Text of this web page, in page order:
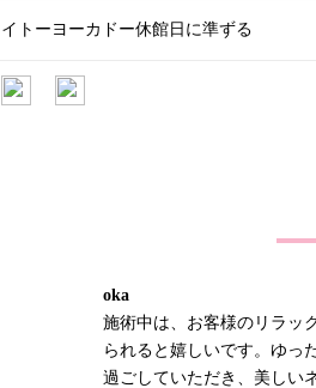
イトーヨーカドー休館日に準ずる
oka
施術中は、お客様のリラッ
られると嬉しいです。ゆっ
過ごしていただき、美しい